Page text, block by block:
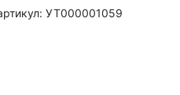
УТ000001059